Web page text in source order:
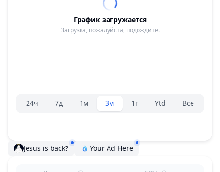
График загружается
Загрузка, пожалуйста, подождите.
Селектор диапазона.
24ч 7д 1м 3м 1г Ytd Все
Jesus is back? Your Ad Here